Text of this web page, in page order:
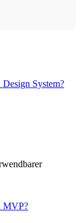
Design System?
MVP?